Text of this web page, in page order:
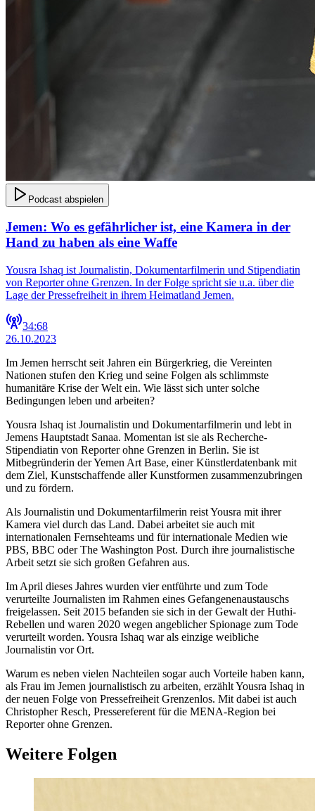
Podcast abspielen
Jemen: Wo es gefährlicher ist, eine Kamera in der
Hand zu haben als eine Waffe
Yousra Ishaq ist Journalistin, Dokumentarfilmerin und Stipendiatin
von Reporter ohne Grenzen. In der Folge spricht sie u.a. über die
Lage der Pressefreiheit in ihrem Heimatland Jemen.
34:68
26.10.2023
Im Jemen herrscht seit Jahren ein Bürgerkrieg, die Vereinten
Nationen stufen den Krieg und seine Folgen als schlimmste
humanitäre Krise der Welt ein. Wie lässt sich unter solche
Bedingungen leben und arbeiten?
Yousra Ishaq ist Journalistin und Dokumentarfilmerin und lebt in
Jemens Hauptstadt Sanaa. Momentan ist sie als Recherche-
Stipendiatin von Reporter ohne Grenzen in Berlin. Sie ist
Mitbegründerin der Yemen Art Base, einer Künstlerdatenbank mit
dem Ziel, Kunstschaffende aller Kunstformen zusammenzubringen
und zu fördern.
Als Journalistin und Dokumentarfilmerin reist Yousra mit ihrer
Kamera viel durch das Land. Dabei arbeitet sie auch mit
internationalen Fernsehteams und für internationale Medien wie
PBS, BBC oder The Washington Post. Durch ihre journalistische
Arbeit setzt sie sich großen Gefahren aus.
Im April dieses Jahres wurden vier entführte und zum Tode
verurteilte Journalisten im Rahmen eines Gefangenenaustauschs
freigelassen. Seit 2015 befanden sie sich in der Gewalt der Huthi-
Rebellen und waren 2020 wegen angeblicher Spionage zum Tode
verurteilt worden. Yousra Ishaq war als einzige weibliche
Journalistin vor Ort.
Warum es neben vielen Nachteilen sogar auch Vorteile haben kann,
als Frau im Jemen journalistisch zu arbeiten, erzählt Yousra Ishaq in
der neuen Folge von Pressefreiheit Grenzenlos. Mit dabei ist auch
Christopher Resch, Pressereferent für die MENA-Region bei
Reporter ohne Grenzen.
Weitere Folgen